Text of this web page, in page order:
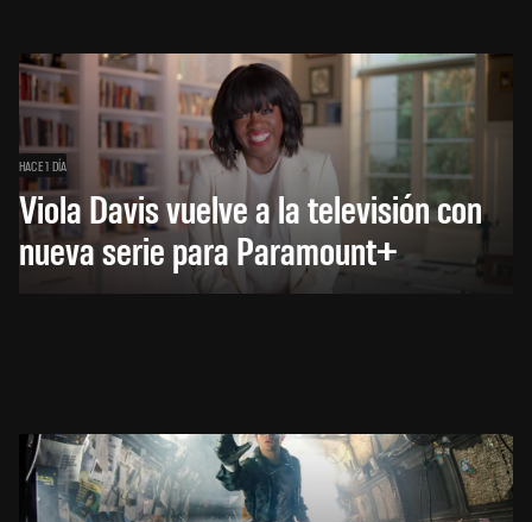
HACE 1 DÍA
Viola Davis vuelve a la televisión con
nueva serie para Paramount+